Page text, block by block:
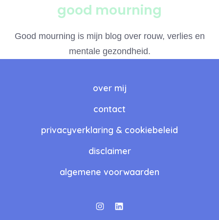
good mourning
Good mourning is mijn blog over rouw, verlies en
mentale gezondheid.
over mij
contact
privacyverklaring & cookiebeleid
disclaimer
algemene voorwaarden
OpenOpen